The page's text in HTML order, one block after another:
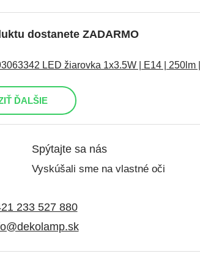
dostanete ZADARMO
LED žiarovka 1x3.5W | E14 | 250lm
ĎALŠIE
Spýtajte sa nás
Vyskúšali sme na vlastné oči
233 527 880